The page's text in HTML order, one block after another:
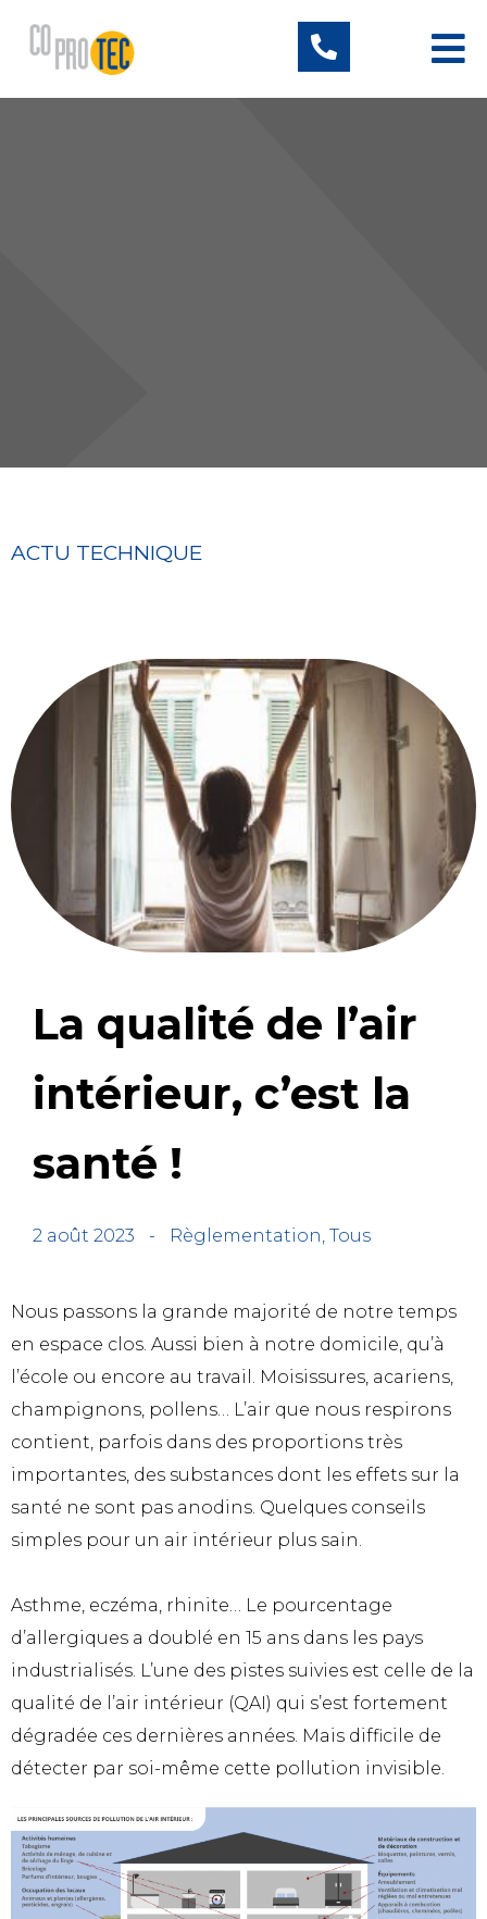
ACTU TECHNIQUE
La qualité de l’air
intérieur, c’est la
santé !
2 août 2023 - Règlementation Tous
Nous passons la grande majorité de notre temps
en espace clos. Aussi bien à notre domicile, qu’à
l’école ou encore au travail. Moisissures, acariens,
champignons, pollens… L’air que nous respirons
contient, parfois dans des proportions très
importantes, des substances dont les effets sur la
santé ne sont pas anodins. Quelques conseils
simples pour un air intérieur plus sain.
Asthme, eczéma, rhinite… Le pourcentage
d’allergiques a doublé en 15 ans dans les pays
industrialisés. L’une des pistes suivies est celle de la
qualité de l’air intérieur (QAI) qui s’est fortement
dégradée ces dernières années. Mais difficile de
détecter par soi-même cette pollution invisible.